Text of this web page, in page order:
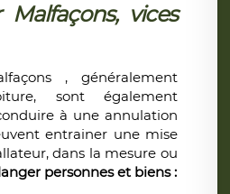
vices
, généralement
sont également
à une annulation
entrainer une mise
dans la mesure ou
personnes et biens :